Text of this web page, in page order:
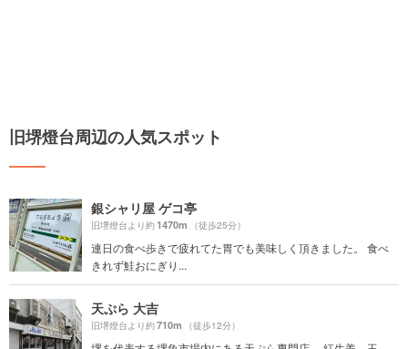
旧堺燈台周辺の人気スポット
銀シャリ屋 ゲコ亭
旧堺燈台より約1470m （徒歩25分）
連日の食べ歩きで疲れてた胃でも美味しく頂きました。 食べ
きれず鮭おにぎり...
天ぷら 大吉
旧堺燈台より約710m （徒歩12分）